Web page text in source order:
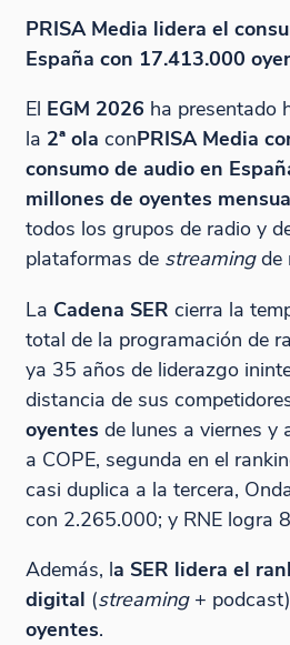
PRISA Media lidera el
España con 17.413.000
El EGM 2026 ha presentado
la 2ª ola conPRISAMedia
consumo de audio en
millones de oyentes
todos los grupos de radio y
plataformas de streamingde
La Cadena SER cierra la
total de la programación de
ya 35 años de liderazgo
distancia de sus
oyentes de lunes a viernes
a COPE, segunda en el
casi duplica a la tercera,
con 2.265.000; y RNE logra
Además, la SER lidera el
digital (streaming +
oyentes.